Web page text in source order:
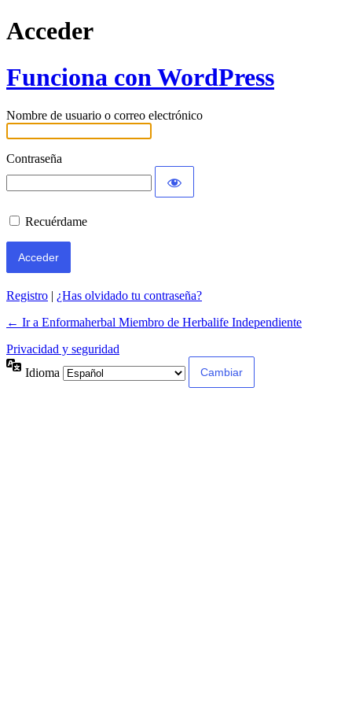
Acceder
Funciona con WordPress
Nombre de usuario o correo electrónico
Contraseña
Recuérdame
Registro | ¿Has olvidado tu contraseña?
← Ir a Enformaherbal Miembro de Herbalife Independiente
Privacidad y seguridad
Idioma